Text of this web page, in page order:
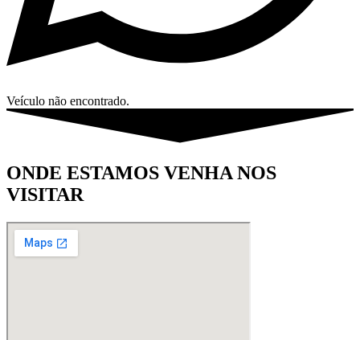
Veículo não encontrado.
ONDE ESTAMOS VENHA NOS
VISITAR